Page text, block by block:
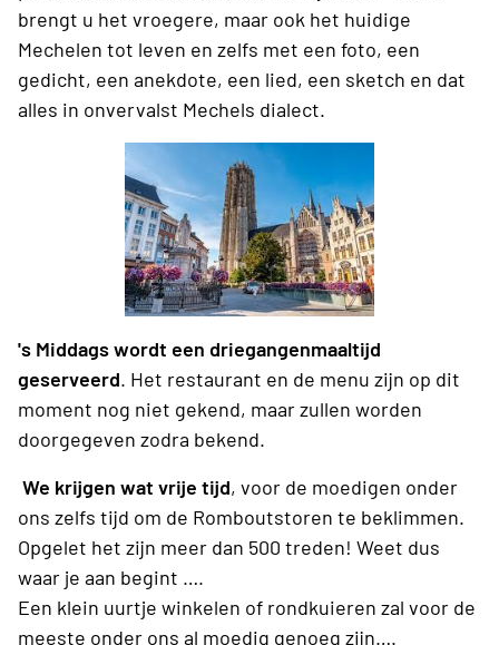
brengt u het vroegere, maar ook het huidige
Mechelen tot leven en zelfs met een foto, een
gedicht, een anekdote, een lied, een sketch en dat
alles in onvervalst Mechels dialect.
's Middags wordt een driegangenmaaltijd
geserveerd. Het restaurant en de menu zijn op dit
moment nog niet gekend, maar zullen worden
doorgegeven zodra bekend.
We krijgen wat vrije tijd, voor de moedigen onder
ons zelfs tijd om de Romboutstoren te beklimmen.
Opgelet het zijn meer dan 500 treden! Weet dus
waar je aan begint ….
Een klein uurtje winkelen of rondkuieren zal voor de
meeste onder ons al moedig genoeg zijn….